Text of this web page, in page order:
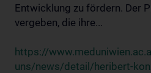
Entwicklung zu fördern. Der
vergeben, die ihre...
https://
uns/news/detail/heribert-